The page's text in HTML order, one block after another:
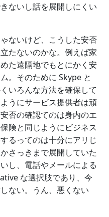
ないし話を展開しにくい
ないけど、こうした安否
たないのかな。例えば家
た遠隔地でもとにかく安
。そのために Skype と
いろんな方法を確保して
うにサービス提供者は頑
否の確認てのは身内のエ
険と同じようにビジネス
るってのは十分にアリじ
さっきまで展開していた
し、電話やメールによる
な選択肢であり、今
ない。うん、悪くない